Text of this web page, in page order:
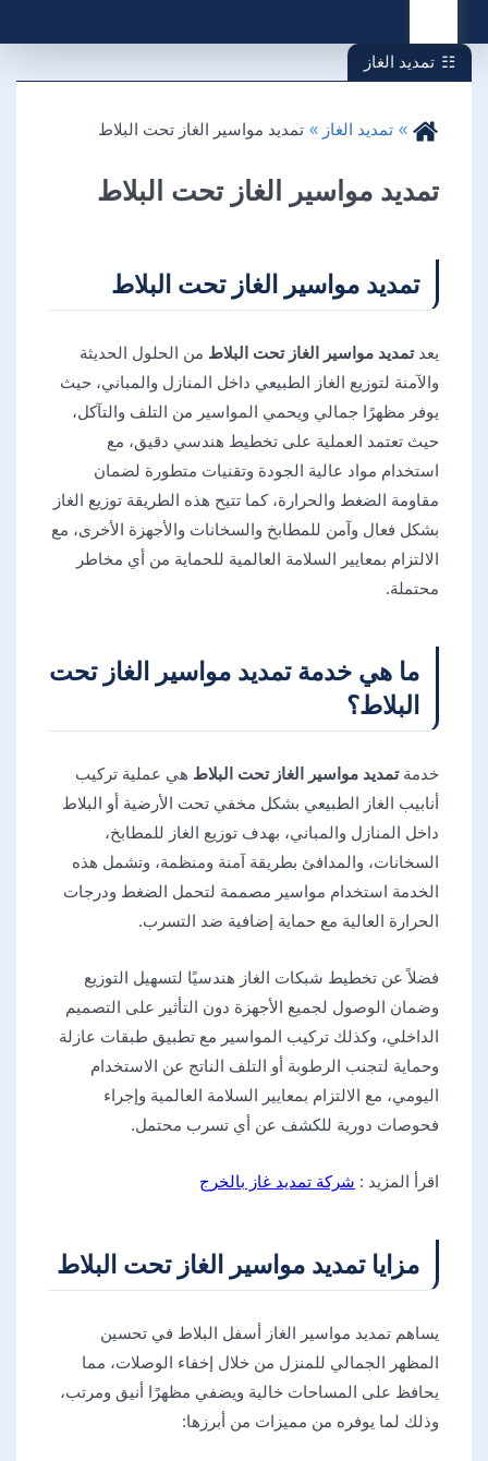
القائمة
تمديد الغاز
تمديد الغاز تمديد مواسير الغاز تحت البلاط
تمديد مواسير الغاز تحت البلاط
تمديد مواسير الغاز تحت البلاط
يعدتمديد مواسير الغاز تحت البلاط من الحلول الحديثة
والآمنة لتوزيع الغاز الطبيعي داخل المنازل والمباني، حيث
يوفر مظهرًا جمالي ويحمي المواسير من التلف والتآكل،
حيث تعتمد العملية على تخطيط هندسي دقيق، مع
استخدام مواد عالية الجودة وتقنيات متطورة لضمان
مقاومة الضغط والحرارة، كما تتيح هذه الطريقة توزيع الغاز
بشكل فعال وآمن للمطابخ والسخانات والأجهزة الأخرى، مع
الالتزام بمعايير السلامة العالمية للحماية من أي مخاطر
محتملة.
ما هي خدمة تمديد مواسير الغاز تحت
البلاط؟
خدمةتمديد مواسير الغاز تحت البلاط هي عملية تركيب
أنابيب الغاز الطبيعي بشكل مخفي تحت الأرضية أو البلاط
داخل المنازل والمباني، بهدف توزيع الغاز للمطابخ،
السخانات، والمدافئ بطريقة آمنة ومنظمة، وتشمل هذه
الخدمة استخدام مواسير مصممة لتحمل الضغط ودرجات
الحرارة العالية مع حماية إضافية ضد التسرب.
فضلاً عن تخطيط شبكات الغاز هندسيًا لتسهيل التوزيع
وضمان الوصول لجميع الأجهزة دون التأثير على التصميم
الداخلي، وكذلك تركيب المواسير مع تطبيق طبقات عازلة
وحماية لتجنب الرطوبة أو التلف الناتج عن الاستخدام
اليومي، مع الالتزام بمعايير السلامة العالمية وإجراء
فحوصات دورية للكشف عن أي تسرب محتمل.
اقرأ المزيد : شركة تمديد غاز بالخرج
مزايا تمديد مواسير الغاز تحت البلاط
يساهم تمديد مواسير الغاز أسفل البلاط في تحسين
المظهر الجمالي للمنزل من خلال إخفاء الوصلات، مما
يحافظ على المساحات خالية ويضفي مظهرًا أنيق ومرتب،
وذلك لما يوفره من مميزات من أبرزها: